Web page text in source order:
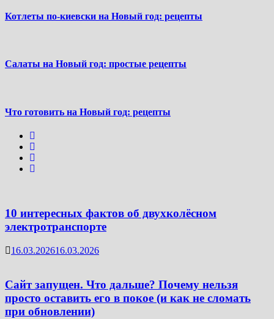
Котлеты по-киевски на Новый год: рецепты
Салаты на Новый год: простые рецепты
Что готовить на Новый год: рецепты
10 интересных фактов об двухколёсном
электротранспорте
16.03.202616.03.2026
Сайт запущен. Что дальше? Почему нельзя
просто оставить его в покое (и как не сломать
при обновлении)